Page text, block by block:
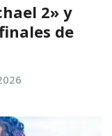
2» y
de